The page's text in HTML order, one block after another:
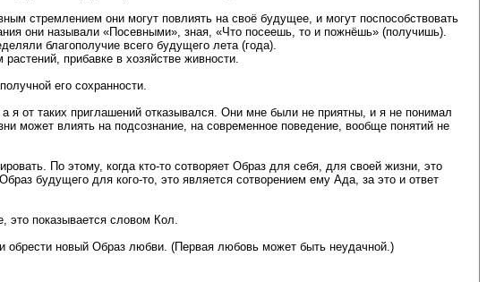
стремлением они могут повлиять на своё будущее, и могут поспособствовать
они называли «Посевными», зная, «Что посеешь, то и пожнёшь» (получишь).
благополучие всего будущего лета (года).
прибавке в хозяйстве живности.
его сохранности.
я от таких приглашений отказывался. Они мне были не приятны, и я не понимал
может влиять на подсознание, на современное поведение, вообще понятий не
По этому, когда кто-то сотворяет Образ для себя, для своей жизни, это
будущего для кого-то, это является сотворением ему Ада, за это и ответ
это показывается словом Кол.
обрести новый Образ любви. (Первая любовь может быть неудачной.)